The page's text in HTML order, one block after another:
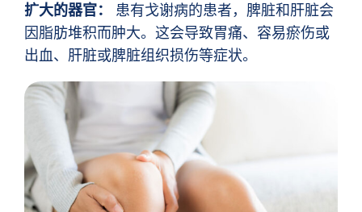
扩大的器官：
患有戈谢病的患者，脾脏和肝脏会
因脂肪堆积而肿大。这会导致胃痛、容易瘀伤或
出血、肝脏或脾脏组织损伤等症状。